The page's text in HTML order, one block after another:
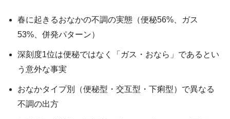
春に起きるおなかの不調の実態（便秘56%、ガス
53%、併発パターン）
深刻度1位は便秘ではなく「ガス・おなら」であるとい
う意外な事実
おなかタイプ別（便秘型・交互型・下痢型）で異なる
不調の出方